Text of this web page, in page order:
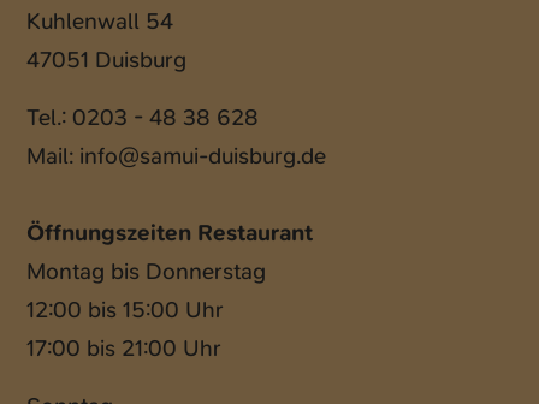
Kuhlenwall 54
47051 Duisburg
Tel.: 0203 - 48 38 628
Mail: info@samui-duisburg.de
Öffnungszeiten Restaurant
Montag bis Donnerstag
12:00 bis 15:00 Uhr
17:00 bis 21:00 Uhr